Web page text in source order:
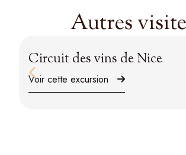
Autres
Circuit des vins de Nice
Voir cette excursion